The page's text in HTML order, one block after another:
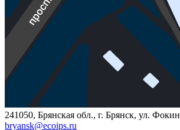
241050, Брянская обл., г. Брянск, ул.
bryansk@ecoips.ru